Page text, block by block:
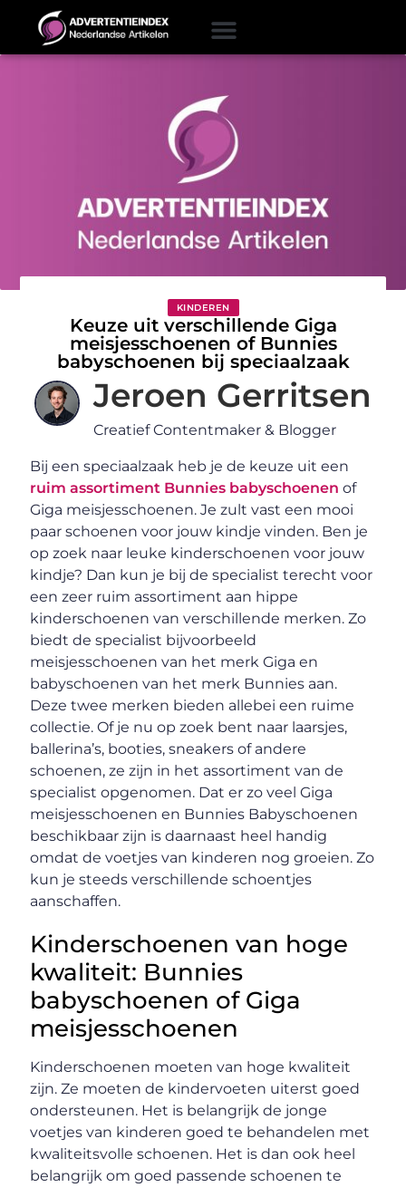
KINDEREN
Keuze uit verschillende Giga
meisjesschoenen of Bunnies
babyschoenen bij speciaalzaak
Jeroen Gerritsen
Creatief Contentmaker & Blogger
Bij een speciaalzaak heb je de keuze uit een
ruim assortiment Bunnies babyschoenen of
Giga meisjesschoenen. Je zult vast een mooi
paar schoenen voor jouw kindje vinden. Ben je
op zoek naar leuke kinderschoenen voor jouw
kindje? Dan kun je bij de specialist terecht voor
een zeer ruim assortiment aan hippe
kinderschoenen van verschillende merken. Zo
biedt de specialist bijvoorbeeld
meisjesschoenen van het merk Giga en
babyschoenen van het merk Bunnies aan.
Deze twee merken bieden allebei een ruime
collectie. Of je nu op zoek bent naar laarsjes,
ballerina’s, booties, sneakers of andere
schoenen, ze zijn in het assortiment van de
specialist opgenomen. Dat er zo veel Giga
meisjesschoenen en Bunnies Babyschoenen
beschikbaar zijn is daarnaast heel handig
omdat de voetjes van kinderen nog groeien. Zo
kun je steeds verschillende schoentjes
aanschaffen.
Kinderschoenen van hoge
kwaliteit: Bunnies
babyschoenen of Giga
meisjesschoenen
Kinderschoenen moeten van hoge kwaliteit
zijn. Ze moeten de kindervoeten uiterst goed
ondersteunen. Het is belangrijk de jonge
voetjes van kinderen goed te behandelen met
kwaliteitsvolle schoenen. Het is dan ook heel
belangrijk om goed passende schoenen te